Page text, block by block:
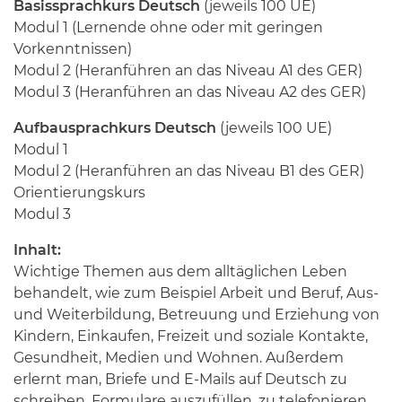
Basissprachkurs Deutsch (jeweils 100 UE)
Modul 1 (Lernende ohne oder mit geringen
Vorkenntnissen)
Modul 2 (Heranführen an das Niveau A1 des GER)
Modul 3 (Heranführen an das Niveau A2 des GER)
Aufbausprachkurs Deutsch (jeweils 100 UE)
Modul 1
Modul 2 (Heranführen an das Niveau B1 des GER)
Orientierungskurs
Modul 3
Inhalt:
Wichtige Themen aus dem alltäglichen Leben
behandelt, wie zum Beispiel Arbeit und Beruf, Aus-
und Weiterbildung, Betreuung und Erziehung von
Kindern, Einkaufen, Freizeit und soziale Kontakte,
Gesundheit, Medien und Wohnen. Außerdem
erlernt man, Briefe und E-Mails auf Deutsch zu